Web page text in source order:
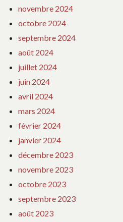
novembre 2024
octobre 2024
septembre 2024
août 2024
juillet 2024
juin 2024
avril 2024
mars 2024
février 2024
janvier 2024
décembre 2023
novembre 2023
octobre 2023
septembre 2023
août 2023